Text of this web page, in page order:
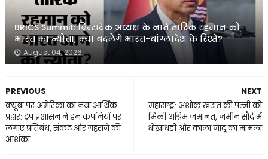
BRICS Summit: बिम्सटेक अध्यक्ष के नाते तारिक रहमान को
भारत का न्योता, क्या बदलेंगे भारत-बांग्लादेश के रिश्ते?
August 04, 2026
NEXT
महाराष्ट्र: अशोक खरात की पत्नी को
मिली अग्रिम जमानत, जमीन सौदे में
धोखाधड़ी और काला जादू का मामला
PREVIOUS
क्यूबा पर अमेरिका का नया आर्थिक
प्रहार: ट्रंप प्रशासन ने इन कंपनियों पर
लगाए प्रतिबंध, संकट और गहराने की
आशंका